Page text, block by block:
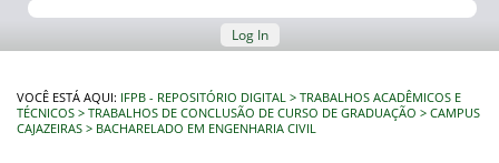
Log In
VOCÊ ESTÁ AQUI: IFPB - REPOSITÓRIO DIGITAL
TRABALHOS ACADÊMICOS E
TÉCNICOS
TRABALHOS DE CONCLUSÃO DE CURSO DE GRADUAÇÃO
CAMPUS
CAJAZEIRAS
BACHARELADO EM ENGENHARIA CIVIL